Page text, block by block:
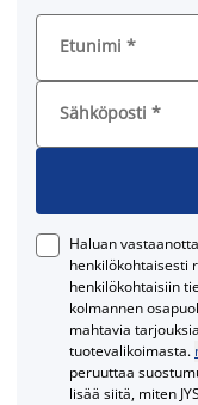
Etunimi *
Sähköposti *
Haluan
henkilökohtaisesti
henkilökohtaisiin
kolmannen
mahtavia
tuotevalikoimasta.
peruuttaa
lisää siitä, miten